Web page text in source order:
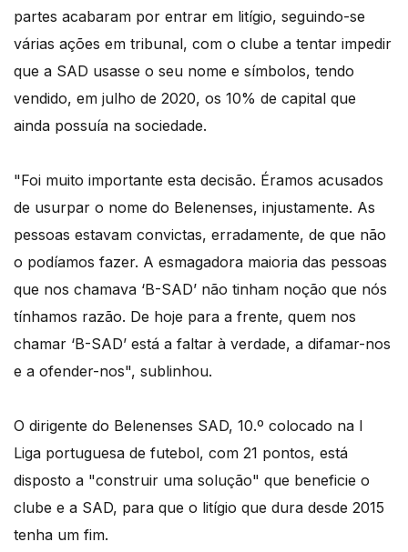
partes acabaram por entrar em litígio, seguindo-se
várias ações em tribunal, com o clube a tentar impedir
que a SAD usasse o seu nome e símbolos, tendo
vendido, em julho de 2020, os 10% de capital que
ainda possuía na sociedade.
"Foi muito importante esta decisão. Éramos acusados
de usurpar o nome do Belenenses, injustamente. As
pessoas estavam convictas, erradamente, de que não
o podíamos fazer. A esmagadora maioria das pessoas
que nos chamava ‘B-SAD’ não tinham noção que nós
tínhamos razão. De hoje para a frente, quem nos
chamar ‘B-SAD’ está a faltar à verdade, a difamar-nos
e a ofender-nos", sublinhou.
O dirigente do Belenenses SAD, 10.º colocado na I
Liga portuguesa de futebol, com 21 pontos, está
disposto a "construir uma solução" que beneficie o
clube e a SAD, para que o litígio que dura desde 2015
tenha um fim.